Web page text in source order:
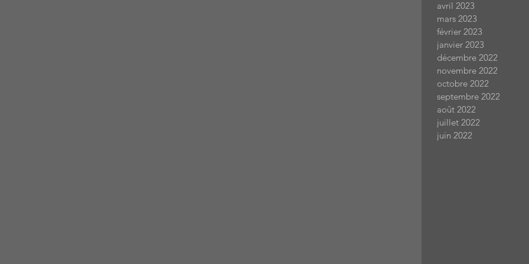
avril 2023
mars 2023
février 2023
janvier 2023
décembre 2022
novembre 2022
octobre 2022
septembre 2022
août 2022
juillet 2022
juin 2022